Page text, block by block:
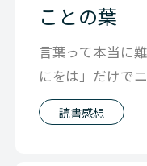
ことの葉
言葉って本当に
にをは」だけで
う漢字を選択す
読書感想